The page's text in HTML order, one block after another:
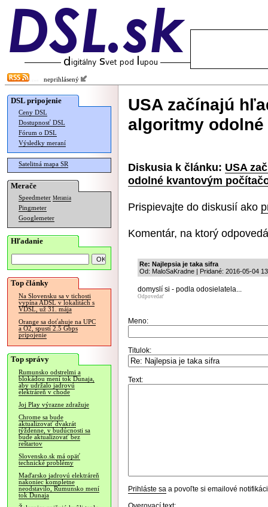
neprihlásený
DSL pripojenie
Ceny DSL
Dostupnosť DSL
Fórum o DSL
Výsledky meraní
Satelitná mapa SR
Merače
Speedmeter Merania
Pingmeter
Googlemeter
Hľadanie
Top články
Na Slovensku sa v tichosti
vypína ADSL v lokalitách s
VDSL, už 31. mája
Orange sa doťahuje na UPC
a O2, spustí 2.5 Gbps
pripojenie
Top správy
Rumunsko odstrelmi a
blokádou mení tok Dunaja,
aby udržalo jadrovú
elektráreň v chode
Joj Play výrazne zdražuje
Chrome sa bude
aktualizovať dvakrát
týždenne, v budúcnosti sa
bude aktualizovať bez
reštartov
Slovensko.sk má opäť
technické problémy
Maďarsko jadrovú elektráreň
nakoniec kompletne
neodstavilo, Rumunsko mení
tok Dunaja
USA začínajú
algoritmy
Diskusia k článku: USA
odolné kvantovým
Prispievajte do diskusií ako
Komentár, na ktorý
Re: Najlepsia je taka sifra
Od: MaloSaKradne | Pridané: 2016-05-04
domyslí si - podla odosielatela...
Odpovedať
Meno:
Titulok:
Text:
Prihláste sa a povoľte si emailové